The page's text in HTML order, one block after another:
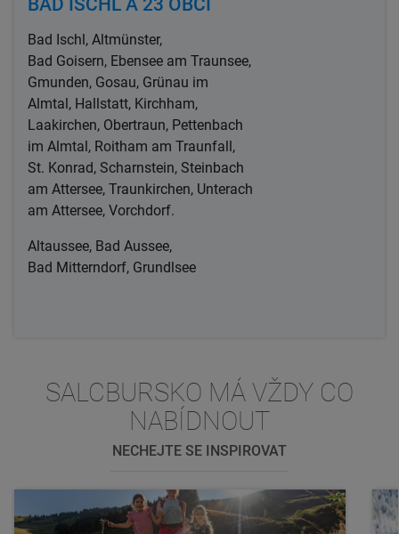
BAD ISCHL A 23 OBCÍ
Bad Ischl, Altmünster,
Bad Goisern, Ebensee am Traunsee,
Gmunden, Gosau, Grünau im
Almtal, Hallstatt, Kirchham,
Laakirchen, Obertraun, Pettenbach
im Almtal, Roitham am Traunfall,
St. Konrad, Scharnstein, Steinbach
am Attersee, Traunkirchen, Unterach
am Attersee, Vorchdorf.
Altaussee, Bad Aussee,
Bad Mitterndorf, Grundlsee
SALCBURSKO MÁ VŽDY CO
NABÍDNOUT
NECHEJTE SE INSPIROVAT